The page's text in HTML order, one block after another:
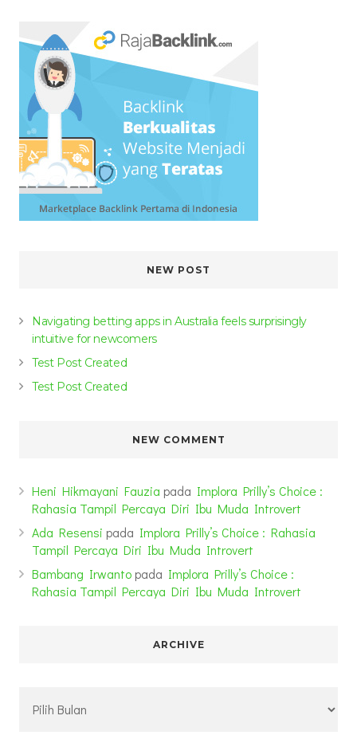
NEW POST
Navigating betting apps in Australia feels surprisingly
intuitive for newcomers
Test Post Created
Test Post Created
NEW COMMENT
Heni Hikmayani Fauzia pada Implora Prilly’s Choice :
Rahasia Tampil Percaya Diri Ibu Muda Introvert
Ada Resensi pada Implora Prilly’s Choice : Rahasia
Tampil Percaya Diri Ibu Muda Introvert
Bambang Irwanto pada Implora Prilly’s Choice :
Rahasia Tampil Percaya Diri Ibu Muda Introvert
ARCHIVE